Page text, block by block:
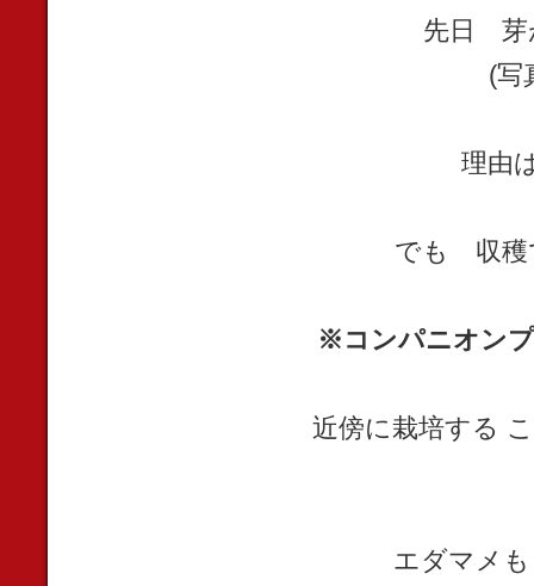
先日 芽
(写
理由
でも 収穫
※コンパニオン
近傍に栽培する
エダマメ